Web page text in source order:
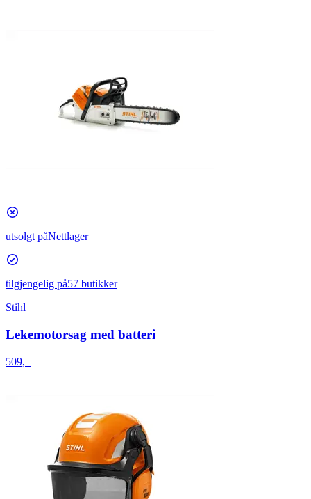
utsolgt påNettlager
tilgjengelig på57 butikker
Stihl
Lekemotorsag med batteri
509,–